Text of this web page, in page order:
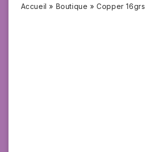
Accueil » Boutique »Copper 16grs